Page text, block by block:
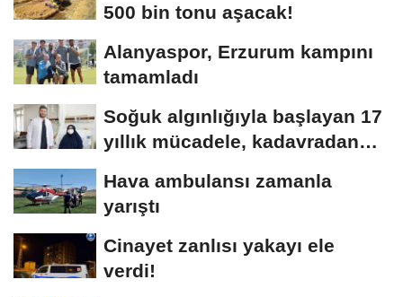
500 bin tonu aşacak!
Alanyaspor, Erzurum kampını
tamamladı
Soğuk algınlığıyla başlayan 17
yıllık mücadele, kadavradan
Hava ambulansı zamanla
yarıştı
Cinayet zanlısı yakayı ele
verdi!